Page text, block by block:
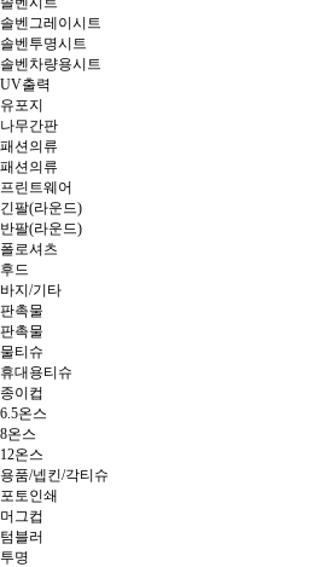
솔벤그레이시트
솔벤투명시트
솔벤차량용시트
UV출력
유포지
나무간판
패션의류
패션의류
프린트웨어
긴팔(라운드)
반팔(라운드)
폴로셔츠
후드
바지/기타
판촉물
판촉물
물티슈
휴대용티슈
종이컵
6.5온스
8온스
12온스
용품/넵킨/각티슈
포토인쇄
머그컵
텀블러
투명